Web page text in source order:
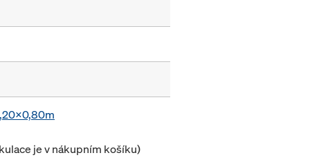
je v nákupním košíku)